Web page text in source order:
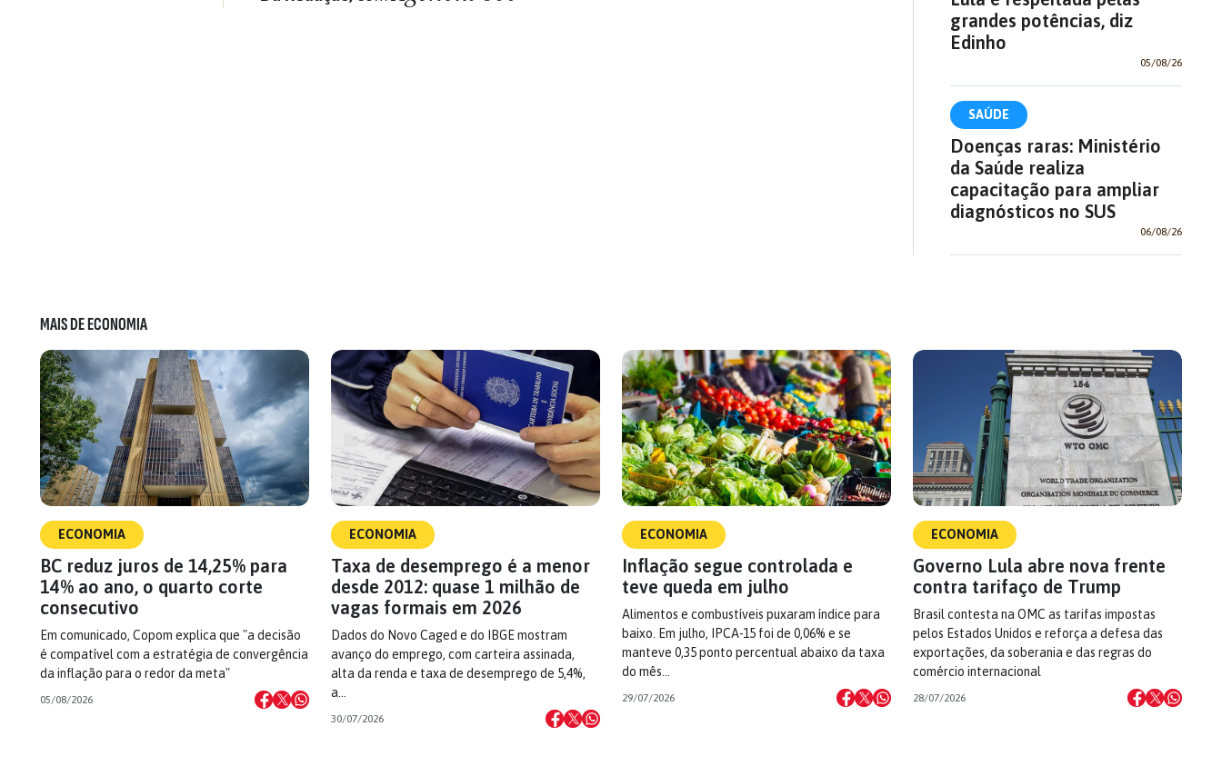
grandes potências, diz
Edinho
05/08/26
SAÚDE
Doenças raras: Ministério
da Saúde realiza
capacitação para ampliar
diagnósticos no SUS
06/08/26
MAIS DE ECONOMIA
ECONOMIA
BC reduz juros de 14,25% para
14% ao ano, o quarto corte
consecutivo
Em comunicado, Copom explica que "a decisão
é compatível com a estratégia de convergência
da inflação para o redor da meta"
05/08/2026
ECONOMIA
Taxa de desemprego é a menor
desde 2012: quase 1 milhão de
vagas formais em 2026
Dados do Novo Caged e do IBGE mostram
avanço do emprego, com carteira assinada,
alta da renda e taxa de desemprego de 5,4%,
a…
30/07/2026
ECONOMIA
Inflação segue controlada e
teve queda em julho
Alimentos e combustíveis puxaram índice para
baixo. Em julho, IPCA-15 foi de 0,06% e se
manteve 0,35 ponto percentual abaixo da taxa
do mês…
29/07/2026
ECONOMIA
Governo Lula abre nova frente
contra tarifaço de Trump
Brasil contesta na OMC as tarifas impostas
pelos Estados Unidos e reforça a defesa das
exportações, da soberania e das regras do
comércio internacional
28/07/2026